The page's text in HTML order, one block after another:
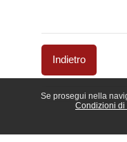
Se prosegui nella
Condizioni di
Indietro
Blocchi